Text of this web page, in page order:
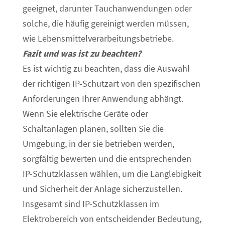
geeignet, darunter Tauchanwendungen oder
solche, die häufig gereinigt werden müssen,
wie Lebensmittelverarbeitungsbetriebe.
Fazit und was ist zu beachten?
Es ist wichtig zu beachten, dass die Auswahl
der richtigen IP-Schutzart von den spezifischen
Anforderungen Ihrer Anwendung abhängt.
Wenn Sie elektrische Geräte oder
Schaltanlagen planen, sollten Sie die
Umgebung, in der sie betrieben werden,
sorgfältig bewerten und die entsprechenden
IP-Schutzklassen wählen, um die Langlebigkeit
und Sicherheit der Anlage sicherzustellen.
Insgesamt sind IP-Schutzklassen im
Elektrobereich von entscheidender Bedeutung,